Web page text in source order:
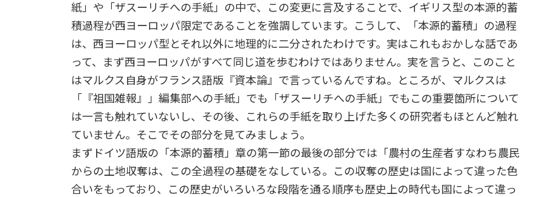
紙」や「ザスーリチへの手紙」の中で、この変更に言及することで、イギリス型の本源的蓄
積過程が西ヨーロッパ限定であることを強調しています。こうして、「本源的蓄積」の過程
は、西ヨーロッパ型とそれ以外に地理的に二分されたわけです。実はこれもおかしな話であ
って、まず西ヨーロッパがすべて同じ道を歩むわけではありません。実を言うと、このこと
はマルクス自身がフランス語版『資本論』で言っているんですね。ところが、マルクスは
「『祖国雑報』」編集部への手紙」でも「ザスーリチへの手紙」でもこの重要箇所について
は一言も触れていないし、その後、これらの手紙を取り上げた多くの研究者もほとんど触れ
ていません。そこでその部分を見てみましょう。
まずドイツ語版の「本源的蓄積」章の第一節の最後の部分では「農村の生産者すなわち農民
からの土地収奪は、この全過程の基礎をなしている。この収奪の歴史は国によって違った色
合いをもっており、この歴史がいろいろな段階を通る順序も歴史上の時代も国によって違っ